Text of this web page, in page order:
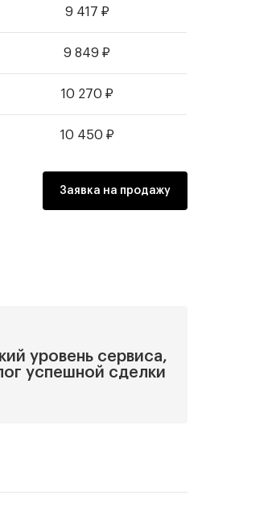
9 417 ₽
9 849 ₽
10 270 ₽
10 450 ₽
Заявка на продажу
уровень сервиса,
успешной сделки